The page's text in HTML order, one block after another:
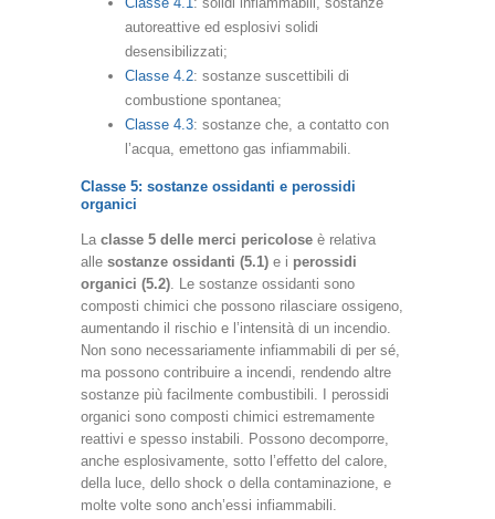
autoreattive ed esplosivi solidi
desensibilizzati;
Classe 4.2: sostanze suscettibili di
combustione spontanea;
Classe 4.3: sostanze che, a contatto con
l’acqua, emettono gas infiammabili.
Classe 5: sostanze ossidanti e perossidi
organici
La classe 5 delle merci pericoloseè relativa
alle sostanze ossidanti (5.1)e i perossidi
organici (5.2). Le sostanze ossidanti sono
composti chimici che possono rilasciare ossigeno,
aumentando il rischio e l’intensità di un incendio.
Non sono necessariamente infiammabili di per sé,
ma possono contribuire a incendi, rendendo altre
sostanze più facilmente combustibili. I perossidi
organici sono composti chimici estremamente
reattivi e spesso instabili. Possono decomporre,
anche esplosivamente, sotto l’effetto del calore,
della luce, dello shock o della contaminazione, e
molte volte sono anch’essi infiammabili.